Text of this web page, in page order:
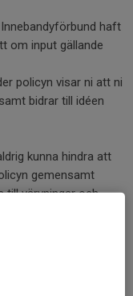
haft
om input gällande
policyn visar ni att ni
bidrar till idéen
kunna hindra att
gemensamt
till värvningar och
de föreningar som
frågor och